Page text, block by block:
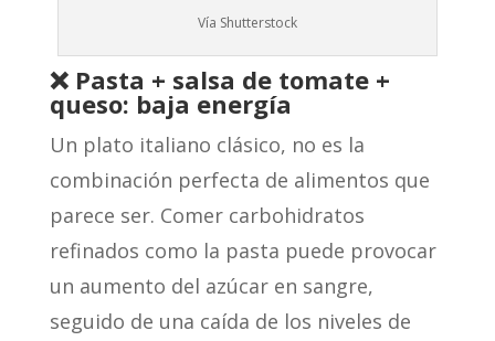
Vía Shutterstock
❌ Pasta + salsa de tomate +
queso: baja energía
Un plato italiano clásico, no es la
combinación perfecta de alimentos que
parece ser. Comer carbohidratos
refinados como la pasta puede provocar
un aumento del azúcar en sangre,
seguido de una caída de los niveles de